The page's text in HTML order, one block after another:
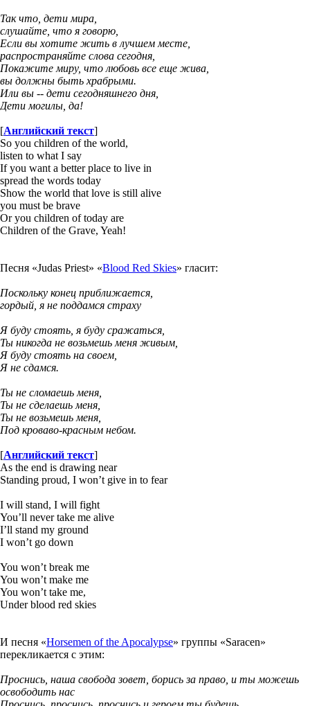
Так что, дети мира,
слушайте, что я говорю,
Если вы хотите жить в лучшем месте,
распространяйте слова сегодня,
Покажите миру, что любовь все еще жива,
вы должны быть храбрыми.
Или вы -- дети сегодняшнего дня,
Дети могилы, да!
[Английский текст]
So you children of the world,
listen to what I say
If you want a better place to live in
spread the words today
Show the world that love is still alive
you must be brave
Or you children of today are
Children of the Grave, Yeah!
Песня «Judas Priest» «Blood Red Skies» гласит:
Поскольку конец приближается,
гордый, я не поддамся страху
Я буду стоять, я буду сражаться,
Ты никогда не возьмешь меня живым,
Я буду стоять на своем,
Я не сдамся.
Ты не сломаешь меня,
Ты не сделаешь меня,
Ты не возьмешь меня,
Под кроваво-красным небом.
[Английский текст]
As the end is drawing near
Standing proud, I won’t give in to fear
I will stand, I will fight
You’ll never take me alive
I’ll stand my ground
I won’t go down
You won’t break me
You won’t make me
You won’t take me,
Under blood red skies
И песня «Horsemen of the Apocalypse» группы «Saracen»
перекликается с этим:
Проснись, наша свобода зовет, борись за право, и ты можешь
освободить нас